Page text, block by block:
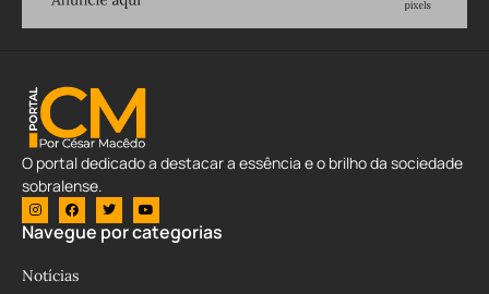
O portal dedicado a destacar a essência e o brilho da sociedade
sobralense.
Navegue por categorias
Notícias